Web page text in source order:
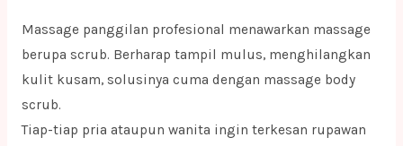
Massage panggilan profesional menawarkan massage
berupa scrub. Berharap tampil mulus, menghilangkan
kulit kusam, solusinya cuma dengan massage body
scrub.
Tiap-tiap pria ataupun wanita ingin terkesan rupawan